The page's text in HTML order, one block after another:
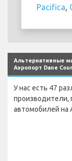
Pacifica
Альтернативные
Аэропорт Dane
У нас есть 47
производители,
автомобилей на